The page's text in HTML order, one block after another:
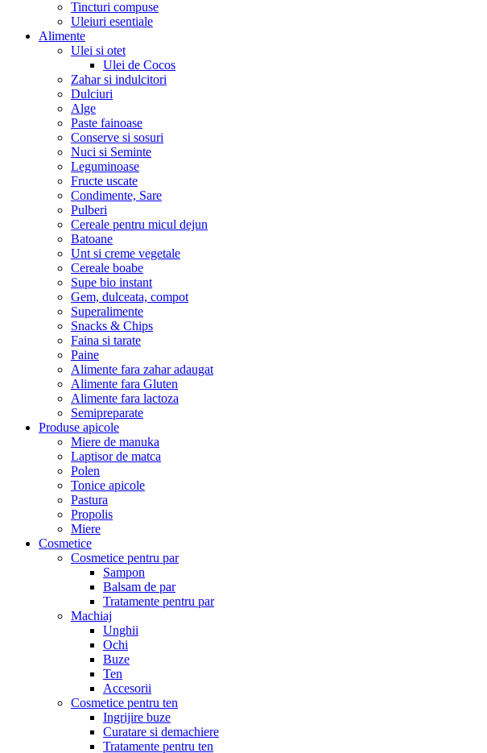
Tincturi compuse
Uleiuri esentiale
Alimente
Ulei si otet
Ulei de Cocos
Zahar si indulcitori
Dulciuri
Alge
Paste fainoase
Conserve si sosuri
Nuci si Seminte
Leguminoase
Fructe uscate
Condimente, Sare
Pulberi
Cereale pentru micul dejun
Batoane
Unt si creme vegetale
Cereale boabe
Supe bio instant
Gem, dulceata, compot
Superalimente
Snacks & Chips
Faina si tarate
Paine
Alimente fara zahar adaugat
Alimente fara Gluten
Alimente fara lactoza
Semipreparate
Produse apicole
Miere de manuka
Laptisor de matca
Polen
Tonice apicole
Pastura
Propolis
Miere
Cosmetice
Cosmetice pentru par
Sampon
Balsam de par
Tratamente pentru par
Machiaj
Unghii
Ochi
Buze
Ten
Accesorii
Cosmetice pentru ten
Ingrijire buze
Curatare si demachiere
Tratamente pentru ten